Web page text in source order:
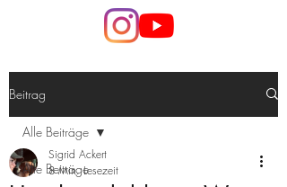
Beitrag
Alle Beiträge
Alle Beiträge
Sigrid Ackert
8 Min. Lesezeit